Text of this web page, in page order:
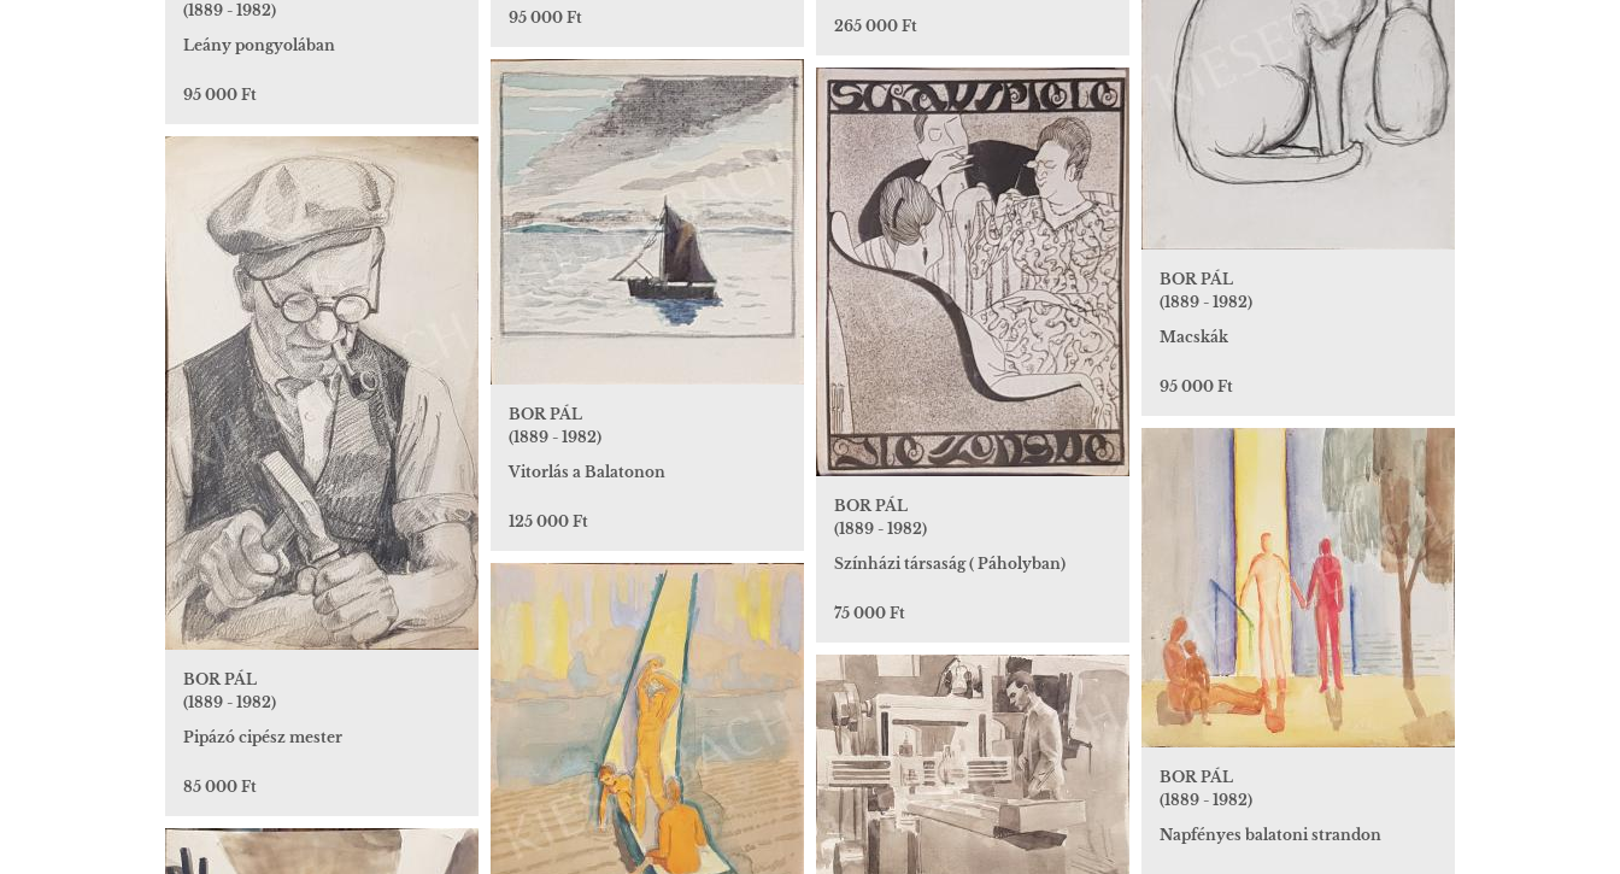
(1889 - 1982)
Leány pongyolában
95 000 Ft
95 000 Ft 265 000 Ft
BOR PÁL
(1889 - 1982)
Macskák
95 000 Ft
BOR PÁL
(1889 - 1982)
Vitorlás a Balatonon
125 000 Ft
BOR PÁL
(1889 - 1982)
Színházi társaság ( Páholyban)
75 000 Ft
BOR PÁL
(1889 - 1982)
Pipázó cipész mester
85 000 Ft
BOR PÁL
(1889 - 1982)
Napfényes balatoni strandon